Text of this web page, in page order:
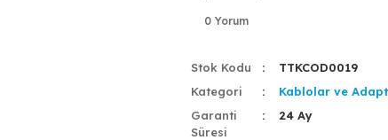
0 Yorum
Stok Kodu
TTKCOD0019
Kategori
Kablolar ve
Garanti
Süresi
24 Ay